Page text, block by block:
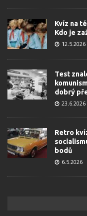
Kvíz na
Kdo je
12.5.2026
Test
dobrý
23.6.2026
Retro
bodů
6.5.2026